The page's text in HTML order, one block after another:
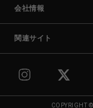
会社情報
関連サイト
COPYRIGHT